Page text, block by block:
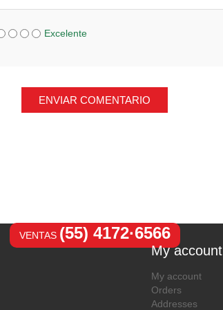
Excelente
ENVIAR COMENTARIO
VENTAS (55) 4172·6566
My account
My account
Orders
Addresses